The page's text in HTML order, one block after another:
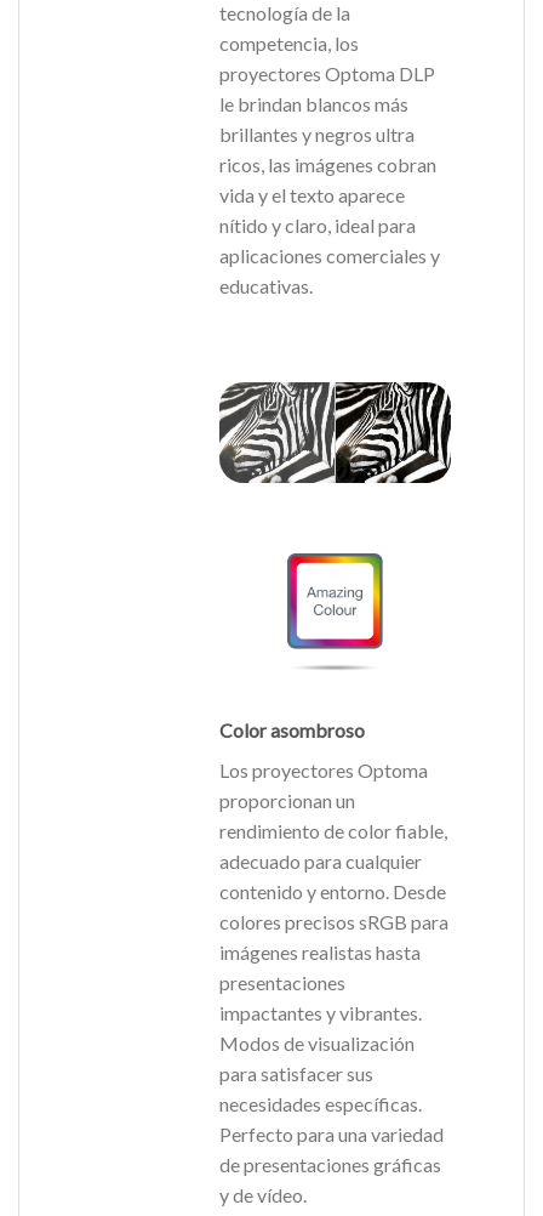
tecnología de la
competencia, los
proyectores Optoma DLP
le brindan blancos más
brillantes y negros ultra
ricos, las imágenes cobran
vida y el texto aparece
nítido y claro, ideal para
aplicaciones comerciales y
educativas.
Color asombroso
Los proyectores Optoma
proporcionan un
rendimiento de color fiable,
adecuado para cualquier
contenido y entorno. Desde
colores precisos sRGB para
imágenes realistas hasta
presentaciones
impactantes y vibrantes.
Modos de visualización
para satisfacer sus
necesidades específicas.
Perfecto para una variedad
de presentaciones gráficas
y de vídeo.